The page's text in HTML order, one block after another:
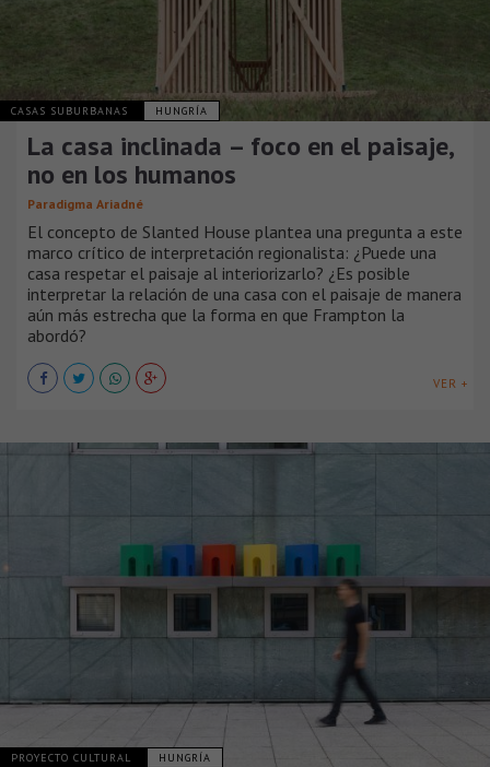
CASAS SUBURBANAS HUNGRÍA
La casa inclinada – foco en el paisaje,
no en los humanos
Paradigma Ariadné
El concepto de Slanted House plantea una pregunta a este
marco crítico de interpretación regionalista: ¿Puede una
casa respetar el paisaje al interiorizarlo? ¿Es posible
interpretar la relación de una casa con el paisaje de manera
aún más estrecha que la forma en que Frampton la
abordó?
VER +
PROYECTO CULTURAL HUNGRÍA